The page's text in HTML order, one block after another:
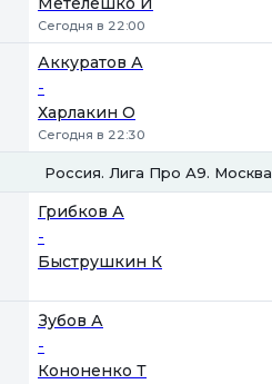
Сегодня в 22:00
Аккуратов А
-
Харлакин О
Сегодня в 22:30
Россия. Лига Про А9. Москва
Грибков А
-
Быструшкин К
Зубов А
-
Кононенко Т